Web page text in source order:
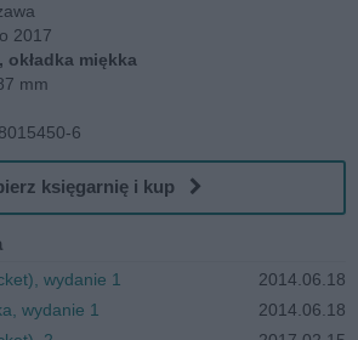
2017
okładka miękka
mm
6
księgarnię i kup
wydanie 1
2014.06.18
wydanie 1
2014.06.18